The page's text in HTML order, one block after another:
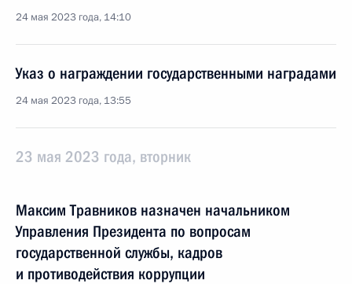
24 мая 2023 года, 14:10
Указ о награждении государственными наградами
24 мая 2023 года, 13:55
23 мая 2023 года, вторник
Максим Травников назначен начальником
Управления Президента по вопросам
государственной службы, кадров
и противодействия коррупции